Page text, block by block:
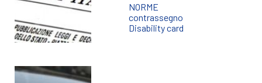
NORME
contrassegno
Disability card